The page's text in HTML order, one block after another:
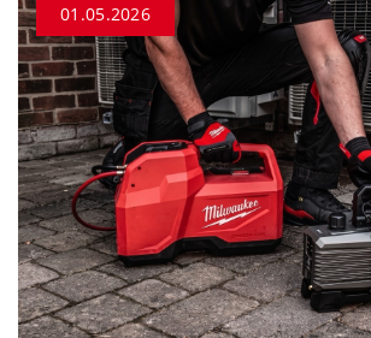
01.05.2026